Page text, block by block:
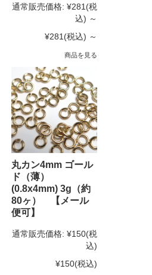
通常販売価格: ¥281 (税
込) ～
¥281 (税込) ～
商品を見る
丸カン4mm ゴール
ド（薄）
(0.8x4mm) 3g（約
80ヶ） 【メール
便可】
通常販売価格: ¥150(税
込)
¥150(税込)